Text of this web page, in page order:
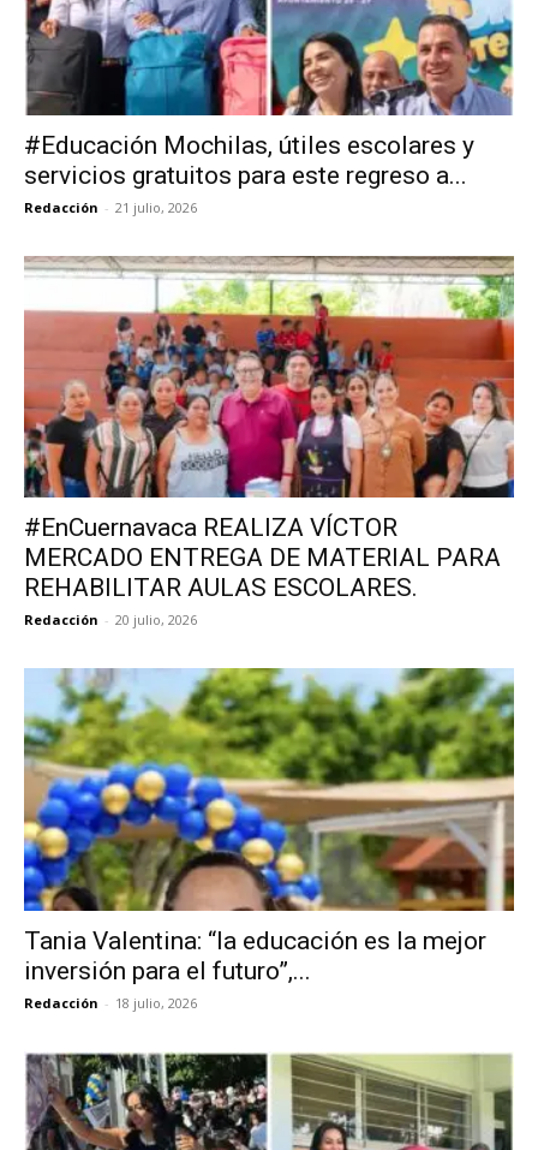
#Educación Mochilas, útiles escolares y
servicios gratuitos para este regreso a...
Redacción - 21 julio, 2026
#EnCuernavaca REALIZA VÍCTOR
MERCADO ENTREGA DE MATERIAL PARA
REHABILITAR AULAS ESCOLARES.
Redacción - 20 julio, 2026
Tania Valentina: “la educación es la mejor
inversión para el futuro”,...
Redacción - 18 julio, 2026